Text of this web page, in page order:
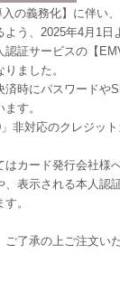
入の義務化】に伴い
よう、2025年4月1日
認証サービスの【
ました。
済時にパスワードや
す。
非対応のクレジット
カード発行会社様
表示される本人認
。
ご了承の上ご注文い